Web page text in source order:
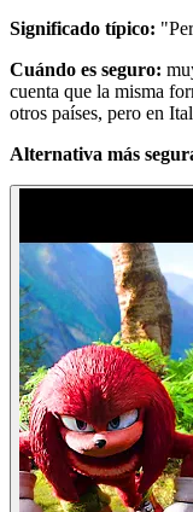
Significado típico:
Cuándo es seguro:
cuenta que la misma
otros países, pero en
Alternativa más